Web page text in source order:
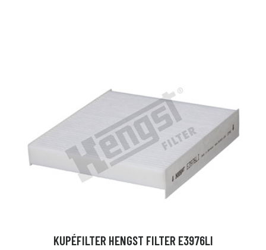
KUPÉFILTER HENGST FILTER E3976LI